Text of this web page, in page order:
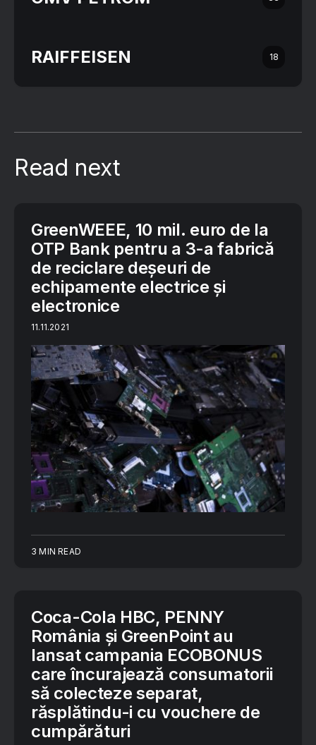
RAIFFEISEN 18
Read next
GreenWEEE, 10 mil. euro de la
OTP Bank pentru a 3-a fabrică
de reciclare deșeuri de
echipamente electrice și
electronice
11.11.2021
3 MIN READ
Coca-Cola HBC, PENNY
România și GreenPoint au
lansat campania ECOBONUS
care încurajează consumatorii
să colecteze separat,
răsplătindu-i cu vouchere de
cumpărături